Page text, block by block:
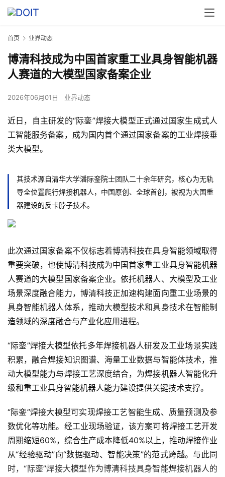
首页 业界动态
博清科技成为中国首家重工业具身智能机器
人赛道的大模型国家备案企业
2026年06月01日 业界动态
近日，自主研发的“际銮”焊接大模型正式通过国家生成式人
工智能服务备案，成为国内首个通过国家备案的工业焊接垂
类大模型。
其技术源自清华大学潘际銮院士团队 二十余年研究，核心为无轨
导全位置爬行焊接机器人 ， 中国原创、全球首创，被视为大国重
器建设的反卡脖子技术。
此次通过国家备案不仅标志着博清科技在具身智能领域取得
重要突破，也使博清科技成为中国首家重工业具身智能机器
人赛道的大模型国家备案企业。依托机器人、大模型及工业
场景深度融合能力，博清科技正加速构建面向重工业场景的
具身智能机器人体系，推动大模型技术和具身技术在智能制
造领域的深度融合与产业化应用进程。
“际銮”焊接大模型依托多年焊接机器人研发及工业场景实践
积累，融合焊接知识图谱、海量工业数据与智能体技术，推
动大模型能力与焊接工艺深度结合，为焊接机器人智能化升
级和重工业具身智能机器人能力建设提供关键技术支撑。
“际銮”焊接大模型可实现焊接工艺智能生成、质量预测及参
数优化等功能。经工业现场验证，该方案可将焊接工艺开发
周期缩短60%，综合生产成本降低40%以上，推动焊接作业
从“经验驱动”向“数据驱动、智能决策”的范式跨越。与此同
时，“际銮”焊接大模型作为博清科技具身智能焊接机器人的